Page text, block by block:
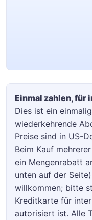
Einmal zahlen, für
Dies ist ein
wiederkehrende
Preise sind in US-
Beim Kauf
ein Mengenrabatt
unten auf der
willkommen; bitte
Kreditkarte für
autorisiert ist. Alle